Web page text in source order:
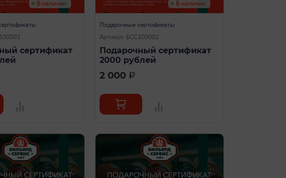
В наличии
сертификат
В наличии
Подарочные сертификаты
Артикул: БСС100002
Подарочный сертификат
2000 рублей
2 000 a